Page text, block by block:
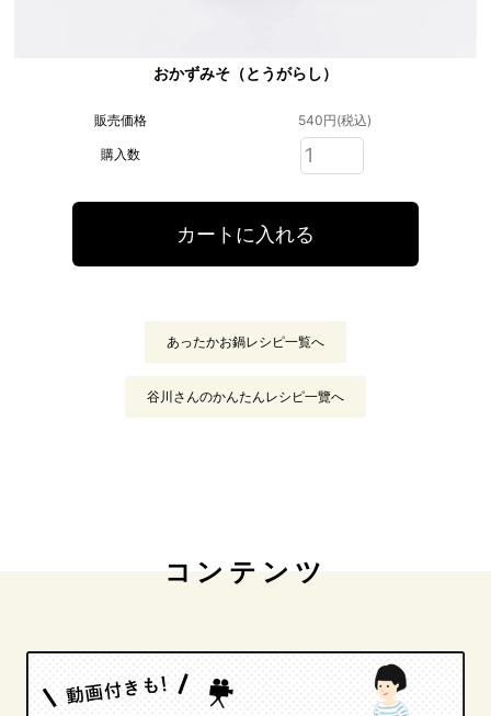
おかずみそ（とうがらし）
販売価格 540円(税込)
購入数
あったかお鍋レシピ一覧へ
谷川さんのかんたんレシピ一覽へ
コンテンツ